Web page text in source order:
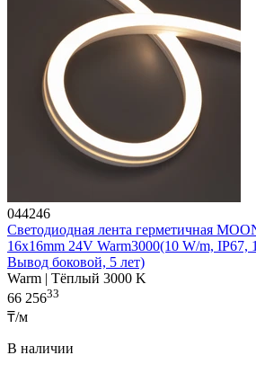
044246
Светодиодная лента герметичная
16x16mm 24V Warm3000(10 W/m, IP67,
Вывод боковой, 5 лет)
Warm | Тёплый 3000 K
66 25633
₸/м
В наличии